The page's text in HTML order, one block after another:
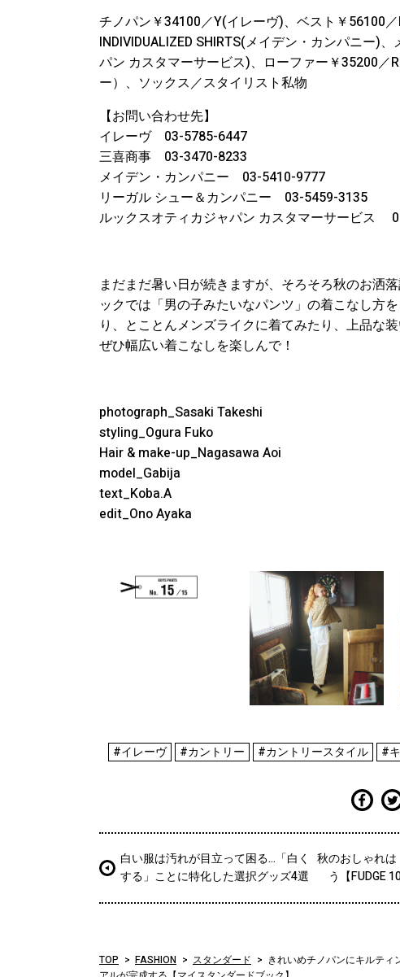
チノパン￥34100／Y(イレーヴ)、ベスト￥56100
INDIVIDUALIZED SHIRTS(メイデン・カンパニー)
パン カスタマーサービス)、ローファー￥35200／
ー）、ソックス／スタイリスト私物
【お問い合わせ先】
イレーヴ 03-5785-6447
三喜商事 03-3470-8233
メイデン・カンパニー 03-5410-9777
リーガル シュー＆カンパニー 03-5459-3135
ルックスオティカジャパン カスタマーサービス
まだまだ暑い日が続きますが、そろそろ秋のお洒
ックでは「男の子みたいなパンツ」の着こなし方
り、とことんメンズライクに着てみたり、上品な
ぜひ幅広い着こなしを楽しんで！
photograph_Sasaki Takeshi
styling_Ogura Fuko
Hair & make-up_Nagasawa Aoi
model_Gabija
text_Koba.A
edit_Ono Ayaka
#イレーヴ #カントリー #カントリースタイル #
白い服は汚れが目立って困る…「白く
する」ことに特化した選択グッズ4選
秋のおしゃれ
う【FUDGE
TOP FASHION スタンダード
きれいめチノパンにキルティ